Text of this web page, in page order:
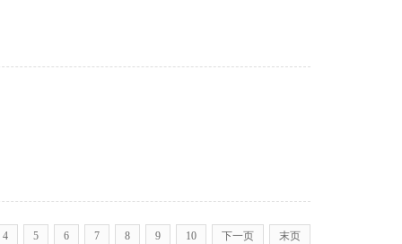
4 5 6 7 8 9 10 下一页 末页